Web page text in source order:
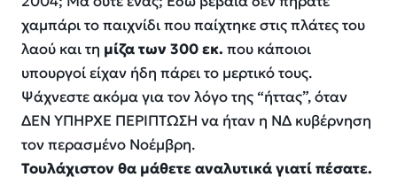
χαμπάρι το παιχνίδι που παίχτηκε στις πλάτες του
λαού και τη μίζα των 300 εκ. που κάποιοι
υπουργοί είχαν ήδη πάρει το μερτικό τους.
Ψάχνεστε ακόμα για τον λόγο της “ήττας”, όταν
ΔΕΝ ΥΠΗΡΧΕ ΠΕΡΙΠΤΩΣΗ να ήταν η ΝΔ κυβέρνηση
τον περασμένο Νοέμβρη.
Τουλάχιστον θα μάθετε αναλυτικά γιατί πέσατε.